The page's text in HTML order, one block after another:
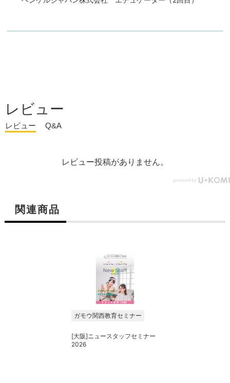
レビュー
レビュー Q&A
レビュー投稿がありません。
関連商品
ガモウ関西教育セミナー
[大阪]ニュースタッフセミナー
2026